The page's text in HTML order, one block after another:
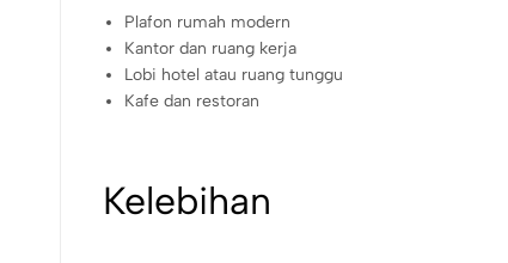
Plafon rumah modern
Kantor dan ruang kerja
Lobi hotel atau ruang tunggu
Kafe dan restoran
Kelebihan